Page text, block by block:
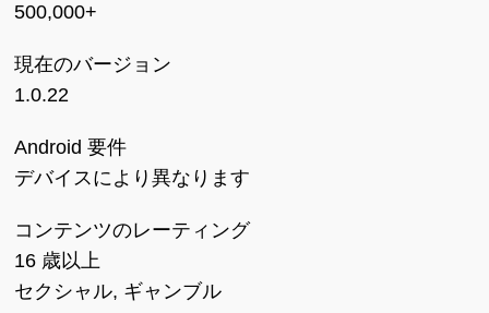
500,000+
現在のバージョン
1.0.22
Android 要件
デバイスにより異なります
コンテンツのレーティング
16 歳以上
セクシャル, ギャンブル